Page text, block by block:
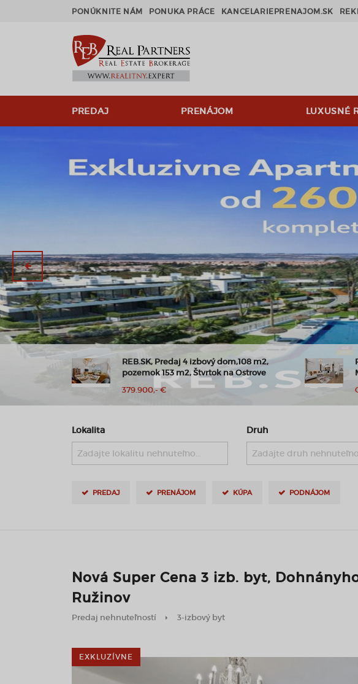
PONÚKNITE NÁM PONUKA PRÁCE KANCELARIEPRENAJOM.SK
PREDAJ PRENÁJOM LUXUSNÉ
REB.sk ponúka na predaj 3 izb. byt na ul.
Michala Bučiča - Bory
Cena v RK
Lokalita
Zadajte lokalitu nehnuteľnosti ..
Druh
Zadajte druh
PREDAJ PRENÁJOM KÚPA PODNÁJOM
Nová Super Cena 3 izb. byt,
Ružinov
Predaj nehnuteľností 3-izbový byt
EXKLUZÍVNE